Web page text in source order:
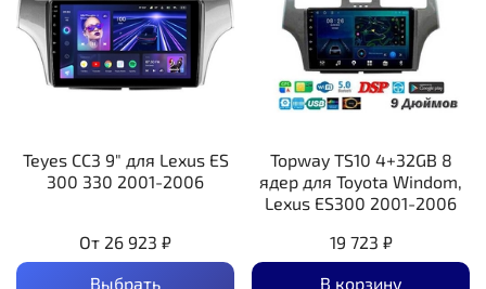
Teyes CC3 9" для Lexus ES
300 330 2001-2006
От 26 923 ₽
Выбрать
Topway TS10 4+32GB 8
ядер для Toyota Windom,
Lexus ES300 2001-2006
19 723 ₽
В корзину